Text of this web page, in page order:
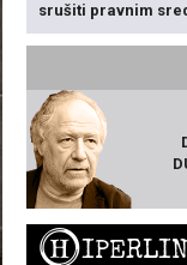
srušiti pravnim
H